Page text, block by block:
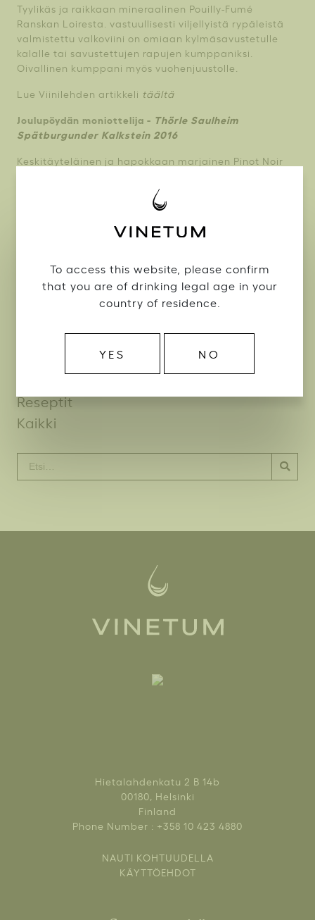
To access this website, please confirm
that you are of drinking legal age in your
country of residence.
YES NO
Tyylikäs ja raikkaan mineraalinen Pouilly-Fumé
Ranskan Loiresta. vastuullisesti viljellyistä rypäleistä
valmistettu valkoviini on omiaan kylmäsavustetulle
kalalle tai savustettujen rapujen kumppaniksi.
Oivallinen kumppani myös vuohenjuustolle.
Lue Viinilehden artikkeli täältä
Joulupöydän moniottelija - Thörle Saulheim
Spätburgunder Kalkstein 2016
Keskitäyteläinen ja hapokkaan marjainen Pinot Noir
punaviini on omiaan joulupöydän kinkulle ja
Lue Iltalehden artikkelitäältä
Uutiset
Reseptit
Kaikki
Hietalahdenkatu 2 B 14b
00180, Helsinki
Finland
Phone Number : +358 10 423 4880
NAUTI KOHTUUDELLA
KÄYTTÖEHDOT